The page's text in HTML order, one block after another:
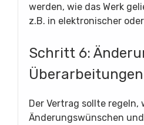
werden, wie das Werk
z.B. in elektronischer
Schritt 6:
Überarbeitungen
Der Vertrag sollte regeln,
Änderungswünschen